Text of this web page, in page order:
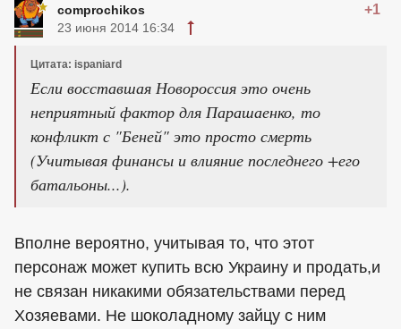
comprochikos +1
23 июня 2014 16:34
Цитата: ispaniard
Если восставшая Новороссия это очень
неприятный фактор для Парашаенко, то
конфликт с "Беней" это просто смерть
(Учитывая финансы и влияние последнего +его
батальоны...).
Вполне вероятно, учитывая то, что этот
персонаж может купить всю Украину и продать,и
не связан никакими обязательствами перед
Хозяевами. Не шоколадному зайцу с ним